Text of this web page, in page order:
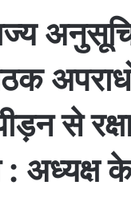
से
: अध्यक्ष